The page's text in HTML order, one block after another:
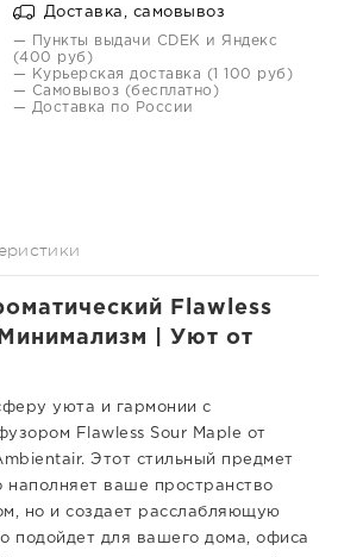
Доставка, самовывоз
— Пункты выдачи CDEK и Яндекс
(400 руб)
— Курьерская доставка (1 100 руб)
— Самовывоз (бесплатно)
— Доставка по России
Flawless
| Уют от
уюта и гармонии с
Flawless Sour Maple от
Этот стильный предмет
наполняет ваше пространство
но и создает расслабляющую
подойдет для вашего дома, офиса